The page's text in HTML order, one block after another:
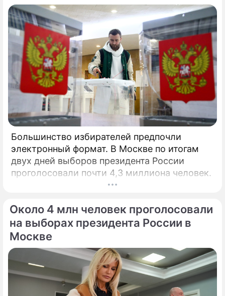
Большинство избирателей предпочли
электронный формат. В Москве по итогам
двух дней выборов президента России
проголосовали почти 4,3 миллиона человек.
Около 4 млн человек проголосовали
на выборах президента России в
Москве